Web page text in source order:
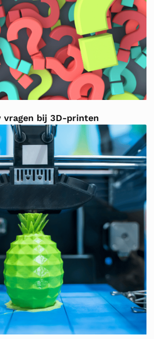
vragen bij 3D-printen